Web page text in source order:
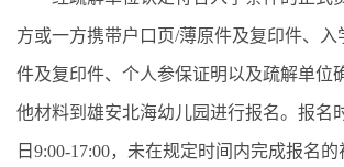
方或一方携带户口页/薄原件及复印件、入
件及复印件、个人参保证明以及疏解单位
他材料到雄安北海幼儿园进行报名。报名
日9:00-17:00，未在规定时间内完成报名